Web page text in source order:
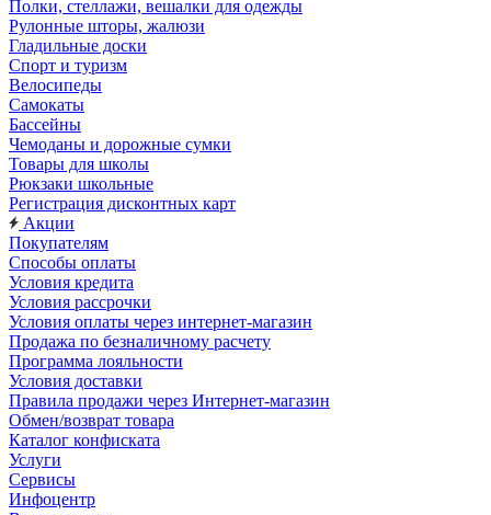
Полки, стеллажи, вешалки для одежды
Рулонные шторы, жалюзи
Гладильные доски
Спорт и туризм
Велосипеды
Самокаты
Бассейны
Чемоданы и дорожные сумки
Товары для школы
Рюкзаки школьные
Регистрация дисконтных карт
Акции
Покупателям
Способы оплаты
Условия кредита
Условия рассрочки
Условия оплаты через интернет-магазин
Продажа по безналичному расчету
Программа лояльности
Условия доставки
Правила продажи через Интернет-магазин
Обмен/возврат товара
Каталог конфиската
Услуги
Сервисы
Инфоцентр